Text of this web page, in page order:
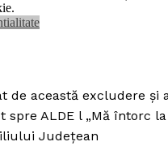
de această excludere şi
ALDE l „Mă întorc
Judeţean